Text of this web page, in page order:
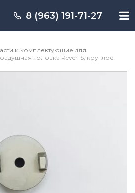
8 (963) 191-71-27
и комплектующие для
головка Rever-S, круглое